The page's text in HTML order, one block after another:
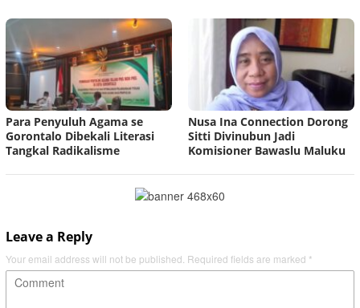
Para Penyuluh Agama se
Gorontalo Dibekali Literasi
Tangkal Radikalisme
Nusa Ina Connection Dorong
Sitti Divinubun Jadi
Komisioner Bawaslu Maluku
Leave a Reply
Your email address will not be published. Required fields are marked *